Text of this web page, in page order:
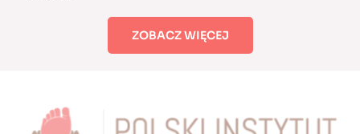
ZOBACZ WIĘCEJ